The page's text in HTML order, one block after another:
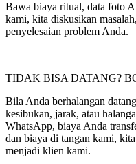
Bawa biaya ritual, data foto
kami, kita diskusikan
penyelesaian problem Anda.
TIDAK BISA DATANG?
Bila Anda berhalangan
kesibukan, jarak, atau
WhatsApp, biaya Anda
dan biaya di tangan kami,
menjadi klien kami.